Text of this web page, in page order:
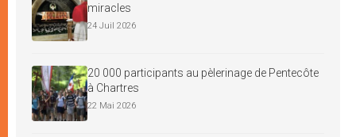
miracles
24 Juil 2026
20 000 participants au pèlerinage de Pentecôte
à Chartres
22 Mai 2026